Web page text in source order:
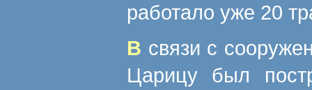
работало уже 20
В связи с сооружением трамвая в 1911 году через речку
Царицу был